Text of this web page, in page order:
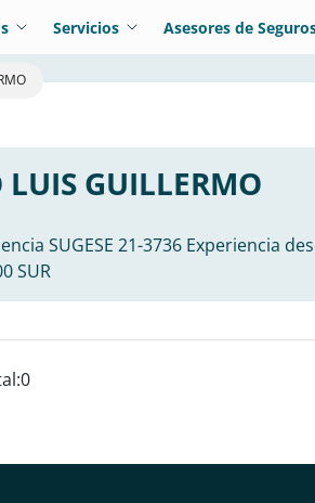
Servicios Asesores de
GUILLERMO
SUGESE 21-3736 Experiencia
SUR
0